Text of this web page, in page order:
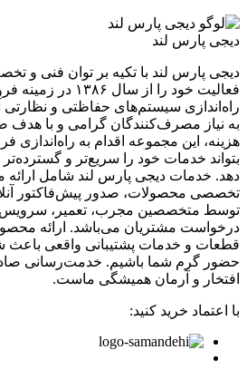
دیجی پارس لند
دیجی پارس لند با تکیه بر توان فنی و
فعالیت خود را از
راه‌اندازی سیستم‌های حفاظتی و نظارتی
به نیاز مصرف‌کنندگان گرامی و با هدف
هزینه، این مجموعه اقدام به راه‌اندازی
بتواند خدمات خود را سریع‌تر و گسترده‌تر
دهد. خدمات دیجی پارس لند شامل ارائه
تخصصی محصولات، صدور پیش‌فاکتور
توسط متخصصین مجرب، تعمیر، سرویس و
درخواست مشتریان می‌باشد. ارائه
قطعات و خدمات پشتیبانی واقعی باعث
حضور گرم شما باشیم. خدمت‌رسانی
افتخار و آرمان همیشگی ماست.
با اعتماد خرید کنید: